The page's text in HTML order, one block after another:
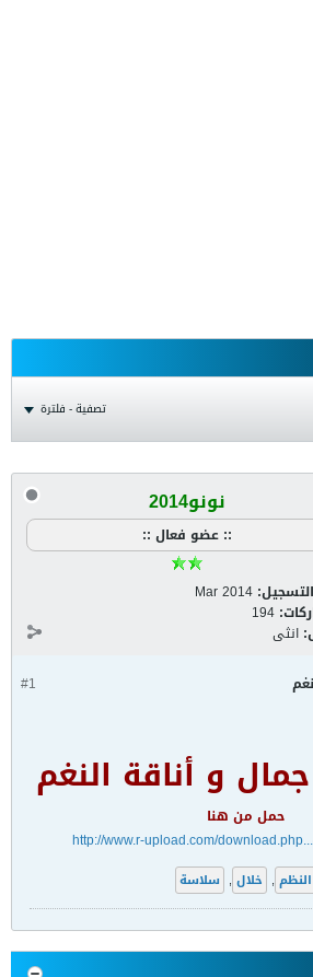
تصفية - فلترة
نونو2014
:: عضو فعال ::
Mar 2014
194
انثى
#1
و أناقة النغم
حمل من هنا
http://www.r-upload.com/
النظم , خلال , سلاسة